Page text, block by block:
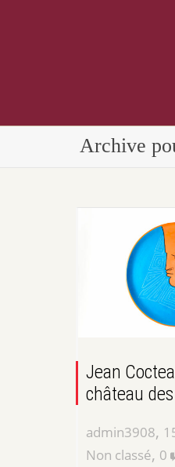
Archive
Jean
château
admin3908,
Non classé, 0